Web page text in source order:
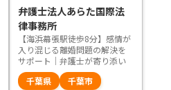
弁護士法人あらた国際法
律事務所
【海浜幕張駅徒歩8分】感情が
入り混じる離婚問題の解決を
サポート｜弁護士が寄り添い
ながらご対応いたします
千葉県 千葉市